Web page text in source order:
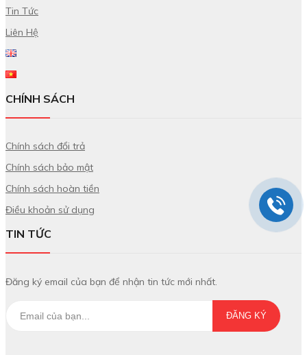
Tin Tức
Liên Hệ
CHÍNH SÁCH
Chính sách đổi trả
Chính sách bảo mật
Chính sách hoàn tiền
Điều khoản sử dụng
TIN TỨC
Đăng ký email của bạn để nhận tin tức mới nhất.
ĐĂNG KÝ